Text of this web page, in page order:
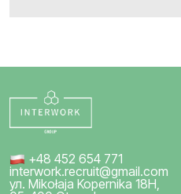
+48 452 654 771
interwork.recruit@gmail.com
ул. Mikołaja Kopernika 18H,